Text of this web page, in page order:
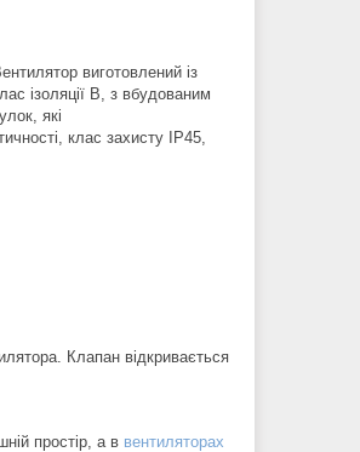
виготовлений із
ізоляції B, з вбудованим
які
клас захисту IP45,
Клапан відкривається
простір, а в вентиляторах